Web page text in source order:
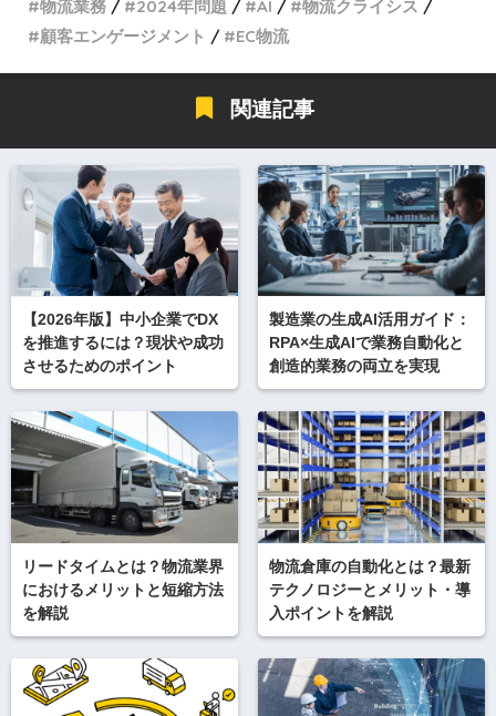
物流業務 2024年問題 AI
物流クライシス
顧客エンゲージメント
EC物流
関連記事
【2026年版】中小企業でDX
を推進するには？現状や成功
させるためのポイント
製造業の生成AI活用ガイド：
RPA×生成AIで業務自動化と
創造的業務の両立を実現
リードタイムとは？物流業界
におけるメリットと短縮方法
を解説
物流倉庫の自動化とは？最新
テクノロジーとメリット・導
入ポイントを解説